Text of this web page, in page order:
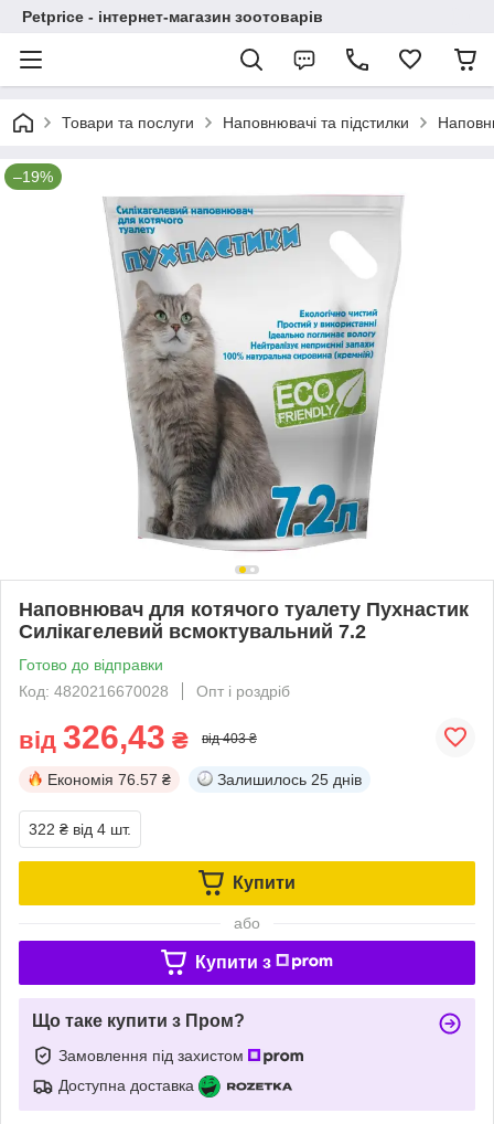
Petprice - інтернет-магазин зоотоварів
Товари та послуги Наповнювачі та підстилки
–19%
Наповнювач для котячого туалету Пухнастик
Силікагелевий всмоктувальний 7.2
Готово до відправки
Код: 4820216670028
Опт і роздріб
від 326,43 ₴ від 403 ₴
Економія 76.57 ₴ Залишилось 25 днів
322 ₴ від 4 шт.
Купити
або
Купити з
Що таке купити з Пром?
Замовлення під захистом
Доступна доставка